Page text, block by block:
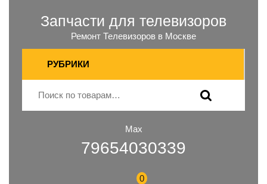
Запчасти для телевизоров
Ремонт Телевизоров в Москве
РУБРИКИ
Max
79654030339
0